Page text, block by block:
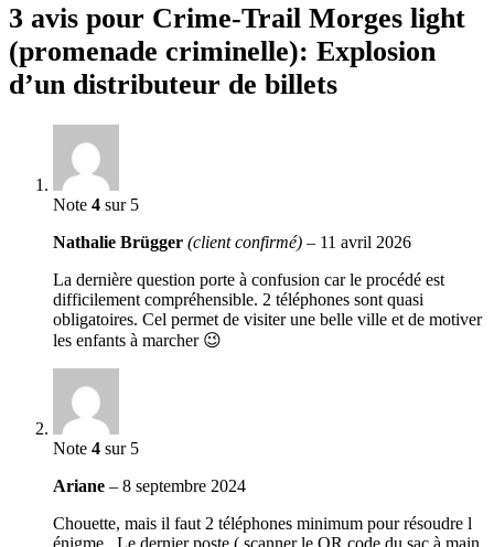
3 avis pour Crime-Trail Morges light
(promenade criminelle): Explosion
d’un distributeur de billets
Note 4 sur 5
Nathalie Brügger (client confirmé) – 11 avril 2026
La dernière question porte à confusion car le procédé est
difficilement compréhensible. 2 téléphones sont quasi
obligatoires. Cel permet de visiter une belle ville et de motiver
les enfants à marcher 😉
Note 4 sur 5
Ariane – 8 septembre 2024
Chouette, mais il faut 2 téléphones minimum pour résoudre l